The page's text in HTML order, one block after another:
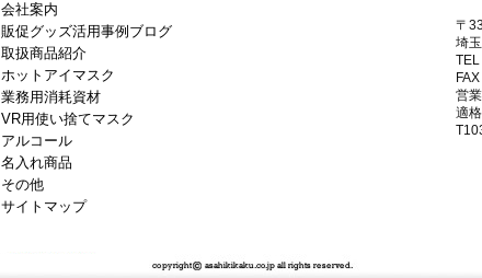
会社案内
販促グッズ活用事例ブログ
取扱商品紹介
ホットアイマスク
業務用消耗資材
VR用使い捨てマスク
アルコール
名入れ商品
その他
サイトマップ
〒
埼
営
適